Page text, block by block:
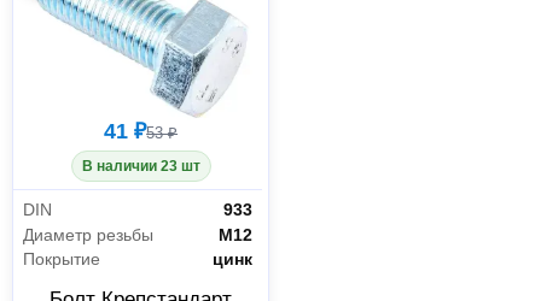
41 ₽53 ₽
В наличии 23 шт
DIN
933
Диаметр резьбы
М12
Покрытие
цинк